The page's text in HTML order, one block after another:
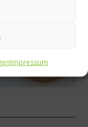
Impressum